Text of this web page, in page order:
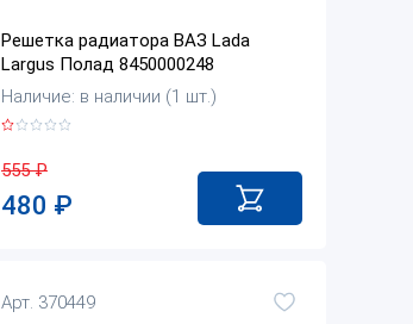
Решетка радиатора ВАЗ Lada
Largus Полад 8450000248
Наличие: в наличии (1 шт.)
555₽
480 ₽
Арт. 370449